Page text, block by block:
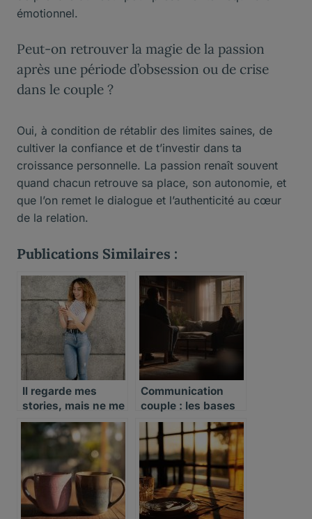
émotionnel.
Peut-on retrouver la magie de la passion
après une période d’obsession ou de crise
dans le couple ?
Oui, à condition de rétablir des limites saines, de
cultiver la confiance et de t’investir dans ta
croissance personnelle. La passion renaît souvent
quand chacun retrouve sa place, son autonomie, et
que l’on remet le dialogue et l’authenticité au cœur
de la relation.
Publications Similaires :
Il regarde mes
stories, mais ne me
parle pas
Communication
couple : les bases
d’un dialogue
apaisé